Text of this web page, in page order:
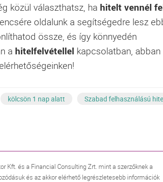
közül választhatsz, ha hitelt vennél
oldalunk a segítségedre lesz
össze, és így könnyedén
a hitelfelvétellel kapcsolatban, abban
kölcsön 1 nap alatt
Szabad felhasználású
Kft. és a Financial Consulting Zrt. mint a szerzőknek a
és az akkor elérhető legrészletesebb információk